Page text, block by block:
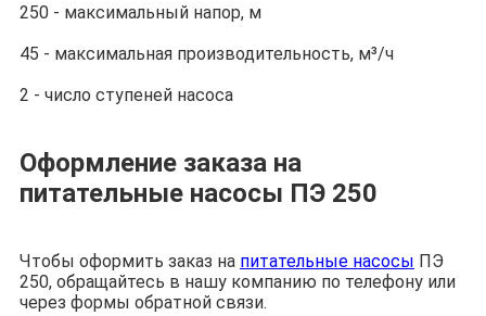
250 - максимальный напор, м
45 - максимальная производительность, м³/ч
2 - число ступеней насоса
Оформление заказа на
питательные насосы ПЭ 250
Чтобы оформить заказ на питательные насосы ПЭ
250, обращайтесь в нашу компанию по телефону или
через формы обратной связи.